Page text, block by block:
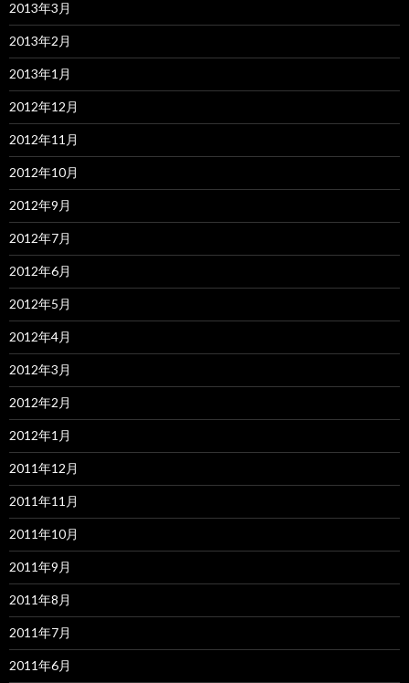
2013年3月
2013年2月
2013年1月
2012年12月
2012年11月
2012年10月
2012年9月
2012年7月
2012年6月
2012年5月
2012年4月
2012年3月
2012年2月
2012年1月
2011年12月
2011年11月
2011年10月
2011年9月
2011年8月
2011年7月
2011年6月